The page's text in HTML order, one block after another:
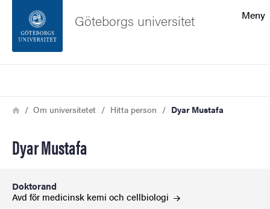
Sidfoten
Meny
Göteborgs universitet
Länkstig
HemOm universitetet Hitta person Dyar Mustafa
Dyar Mustafa
Doktorand
Avd för medicinsk kemi och cellbiologi